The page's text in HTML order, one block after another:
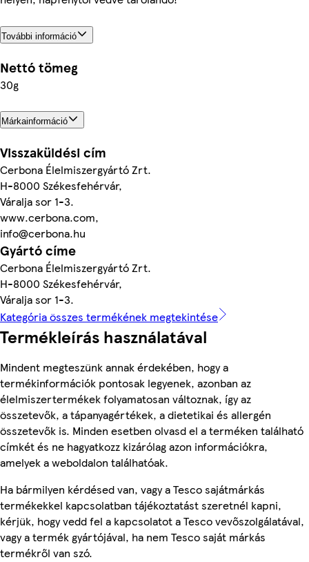
További információ
Nettó tömeg
30g
Márkainformáció
Visszaküldési cím
Cerbona Élelmiszergyártó Zrt.
H-8000 Székesfehérvár,
Váralja sor 1-3.
www.cerbona.com,
info@cerbona.hu
Gyártó címe
Cerbona Élelmiszergyártó Zrt.
H-8000 Székesfehérvár,
Váralja sor 1-3.
Kategória összes termékének megtekintése
Termékleírás használatával
Mindent megteszünk annak érdekében, hogy a
termékinformációk pontosak legyenek, azonban az
élelmiszertermékek folyamatosan változnak, így az
összetevők, a tápanyagértékek, a dietetikai és allergén
összetevők is. Minden esetben olvasd el a terméken található
címkét és ne hagyatkozz kizárólag azon információkra,
amelyek a weboldalon találhatóak.
Ha bármilyen kérdésed van, vagy a Tesco sajátmárkás
termékekkel kapcsolatban tájékoztatást szeretnél kapni,
kérjük, hogy vedd fel a kapcsolatot a Tesco vevőszolgálatával,
vagy a termék gyártójával, ha nem Tesco saját márkás
termékről van szó.